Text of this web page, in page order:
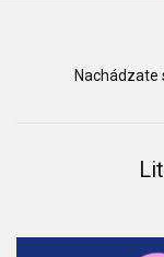
Nachádzate